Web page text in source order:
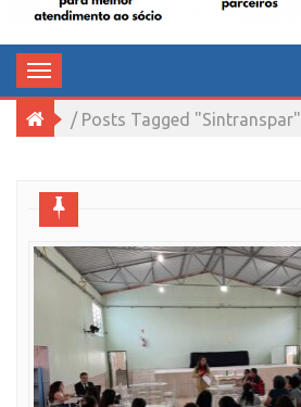
Toggle
navigation
/ Posts Tagged "sintranspar"